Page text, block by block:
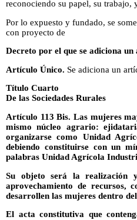
reconociendo su papel, su
Por lo expuesto y fundado, se
con proyecto de
Decreto por el que se adiciona
Artículo Único. Se adiciona un
Título Cuarto
De las Sociedades Rurales
Artículo 113 Bis. Las mujeres
mismo núcleo agrario:
organizarse como Unidad
debiendo constituirse con un
palabras Unidad Agrícola
Su objeto será la realización
aprovechamiento de recursos,
desarrollen las mujeres dentro
El acta constitutiva que